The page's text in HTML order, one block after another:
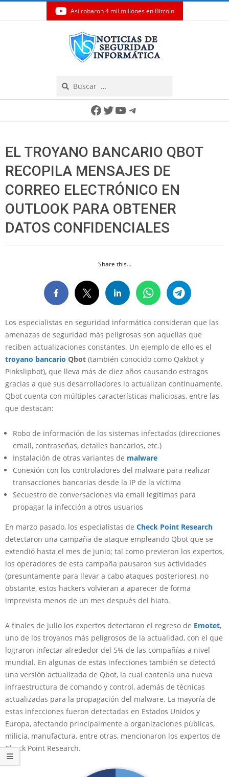
Así robaron 4 mil millones en Bitcoin
Facebook
Twitter
YouTube
Telegram
EL TROYANO BANCARIO QBOT
RECOPILA MENSAJES DE
CORREO ELECTRÓNICO EN
OUTLOOK PARA OBTENER
DATOS CONFIDENCIALES
Share this...
Los especialistas en seguridad informática consideran que las
amenazas de seguridad más peligrosas son aquellas que
reciben actualizaciones constantes. Un ejemplo de ello es el
troyano bancario Qbot (también conocido como Qakbot y
Pinkslipbot), que lleva más de diez años causando estragos
gracias a que sus desarrolladores lo actualizan continuamente.
Qbot cuenta con múltiples características maliciosas, entre las
que destacan:
Robo de información de los sistemas infectados (direcciones
email, contraseñas, detalles bancarios, etc.)
Instalación de otras variantes de malware
Conexión con los controladores del malware para realizar
transacciones bancarias desde la IP de la víctima
Secuestro de conversaciones vía email legítimas para
propagar la infección a otros usuarios
En marzo pasado, los especialistas de Check Point Research
detectaron una campaña de ataque empleando Qbot que se
extendió hasta el mes de junio; tal como previeron los expertos,
los operadores de esta campaña pausaron sus actividades
(presuntamente para llevar a cabo ataques posteriores), no
obstante, estos hackers volvieran a aparecer de forma
imprevista menos de un mes después del hiato.
A finales de julio los expertos detectaron el regreso de Emotet,
uno de los troyanos más peligrosos de la actualidad, con el que
lograron infectar alrededor del 5% de las compañías a nivel
mundial. En algunas de estas infecciones también se detectó
una versión actualizada de Qbot, la cual contenía una nueva
infraestructura de comando y control, además de técnicas
actualizadas para la propagación del malware. La mayoría de
estas infecciones fueron detectadas en Estados Unidos y
Europa, afectando principalmente a organizaciones públicas,
milicia, manufactura, entre otras, mencionaron los expertos de
Check Point Research.